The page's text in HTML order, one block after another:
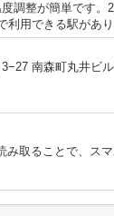
調整が簡単です
用できる駅があり
南森町丸井ビル
み取ることで、ス